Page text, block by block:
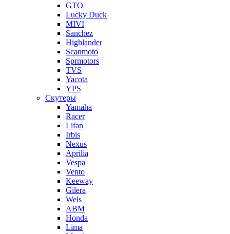
GTO
Lucky Duck
MIVI
Sanchez
Highlander
Scanmoto
Sprmotors
TVS
Yacota
YPS
Скутеры
Yamaha
Racer
Lifan
Irbis
Nexus
Aprilia
Vespa
Vento
Keeway
Gilera
Wels
ABM
Honda
Lima